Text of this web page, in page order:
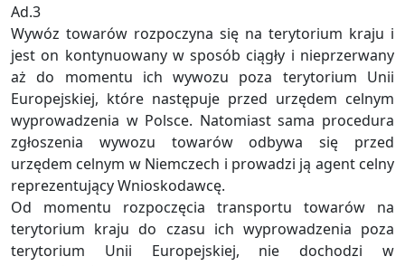
Ad.3
Wywóz towarów rozpoczyna się na terytorium kraju i
jest on kontynuowany w sposób ciągły i nieprzerwany
aż do momentu ich wywozu poza terytorium Unii
Europejskiej, które następuje przed urzędem celnym
wyprowadzenia w Polsce. Natomiast sama procedura
zgłoszenia wywozu towarów odbywa się przed
urzędem celnym w Niemczech i prowadzi ją agent celny
reprezentujący Wnioskodawcę.
Od momentu rozpoczęcia transportu towarów na
terytorium kraju do czasu ich wyprowadzenia poza
terytorium Unii Europejskiej, nie dochodzi w